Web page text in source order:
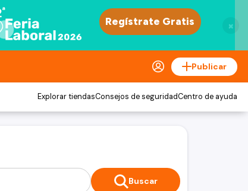
×
Publicar
Explorar tiendasConsejos de seguridadCentro de ayuda
Buscar